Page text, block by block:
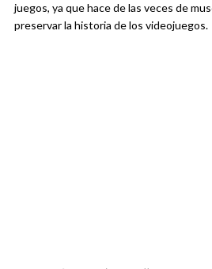
juegos, ya que hace de las veces de
preservar la historia de los videojuegos.